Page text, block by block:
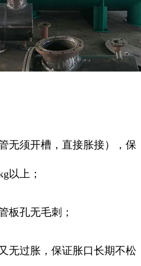
无须开槽，直接胀接），保
以上；
板孔无毛刺；
无过胀，保证胀口长期不松